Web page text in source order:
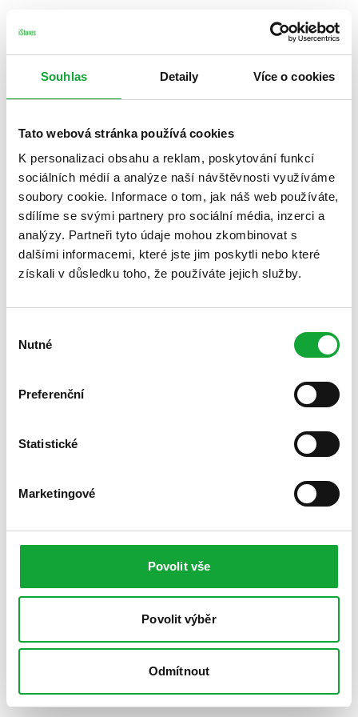
Souhlas Detaily Více o cookies
Tato webová stránka používá cookies
K personalizaci obsahu a reklam, poskytování funkcí
sociálních médií a analýze naší návštěvnosti využíváme
soubory cookie. Informace o tom, jak náš web používáte,
sdílíme se svými partnery pro sociální média, inzerci a
analýzy. Partneři tyto údaje mohou zkombinovat s
dalšími informacemi, které jste jim poskytli nebo které
získali v důsledku toho, že používáte jejich služby.
souhlasu
Nutné
Preferenční
Statistické
Marketingové
Povolit vše
Povolit výběr
Odmítnout